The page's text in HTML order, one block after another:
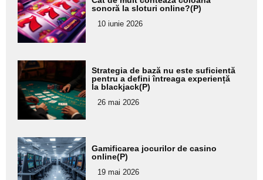
aici textul
pentru
subtitlu
sonoră la sloturi online?(P)
10 iunie 2026
Adaugă
aici textul
pentru
subtitlu
Strategia de bază nu este suficientă
pentru a defini întreaga experiență
la blackjack(P)
26 mai 2026
Adaugă
aici textul
pentru
Gamificarea jocurilor de casino
online(P)
19 mai 2026